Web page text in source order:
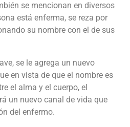
se mencionan en diversos
está enferma, se reza por
su nombre con el de sus
se le agrega un nuevo
en vista de que el nombre es
el alma y el cuerpo, el
un nuevo canal de vida que
del enfermo.